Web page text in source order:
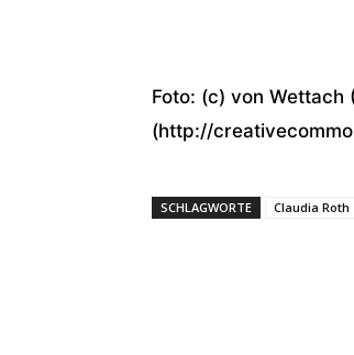
Foto: (c) von Wettach
(http://
SCHLAGWORTE Claudia Roth